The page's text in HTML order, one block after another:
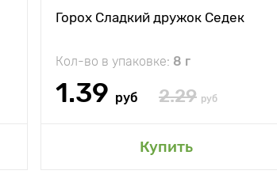
Горох Сладкий дружок Седек
Кол-во в упаковке: 8 г
1.39 руб 2.29 руб
Купить